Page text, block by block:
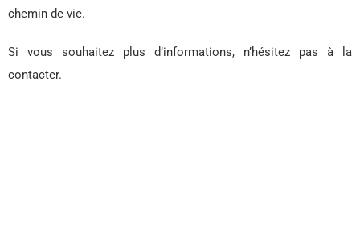
chemin de vie.
Si vous souhaitez plus d’informations, n’hésitez pas à la
contacter.